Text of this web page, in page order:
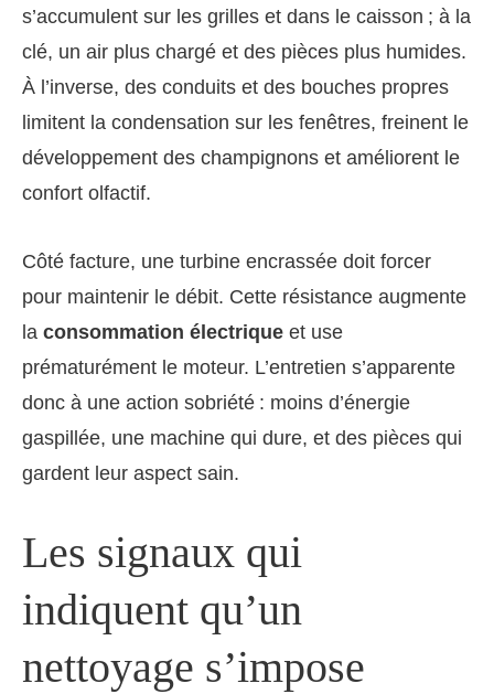
s’accumulent sur les grilles et dans le caisson ; à la
clé, un air plus chargé et des pièces plus humides.
À l’inverse, des conduits et des bouches propres
limitent la condensation sur les fenêtres, freinent le
développement des champignons et améliorent le
confort olfactif.
Côté facture, une turbine encrassée doit forcer
pour maintenir le débit. Cette résistance augmente
la consommation électrique et use
prématurément le moteur. L’entretien s’apparente
donc à une action sobriété : moins d’énergie
gaspillée, une machine qui dure, et des pièces qui
gardent leur aspect sain.
Les signaux qui
indiquent qu’un
nettoyage s’impose